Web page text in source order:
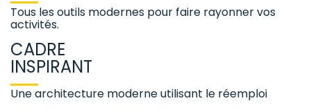
Tous les outils modernes pour faire rayonner vos
activités.
CADRE
INSPIRANT
Une architecture moderne utilisant le réemploi